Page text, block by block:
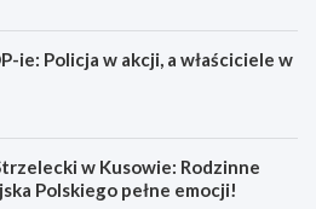
ie: Policja w akcji, a właściciele w
w Kusowie: Rodzinne
Polskiego pełne emocji!